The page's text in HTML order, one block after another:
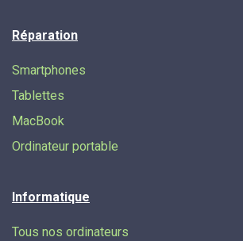
Réparation
Smartphones
Tablettes
MacBook
Ordinateur portable
Informatique
Tous nos ordinateurs